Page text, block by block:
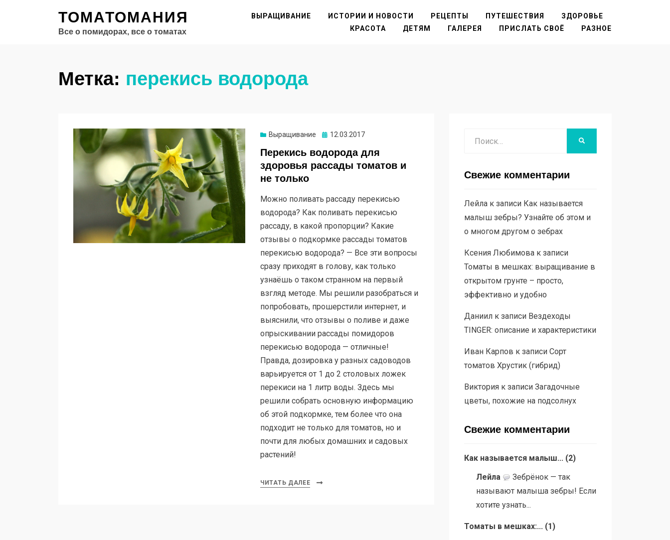
ТОМАТОМАНИЯ
Все о помидорах, все о томатах
ВЫРАЩИВАНИЕ ИСТОРИИ И НОВОСТИ РЕЦЕПТЫ ПУТЕШЕСТВИЯ
ЗДОРОВЬЕ
КРАСОТА
ДЕТЯМ ГАЛЕРЕЯ ПРИСЛАТЬ СВОЁ РАЗНОЕ
Метка: перекись водорода
Выращивание Опубликовано
12.03.2017
Перекись водорода для
здоровья рассады томатов и
не только
Можно поливать рассаду перекисью
водорода? Как поливать перекисью
рассаду, в какой пропорции? Какие
отзывы о подкормке рассады томатов
перекисью водорода? — Все эти вопросы
сразу приходят в голову, как только
узнаёшь о таком странном на первый
взгляд методе. Мы решили разобраться и
попробовать, прошерстили интернет, и
выяснили, что отзывы о поливе и даже
опрыскивании рассады помидоров
перекисью водорода — отличные!
Правда, дозировка у разных садоводов
варьируется от 1 до 2 столовых ложек
перекиси на 1 литр воды. Здесь мы
решили собрать основную информацию
об этой подкормке, тем более что она
подходит не только для томатов, но и
почти для любых домашних и садовых
растений!
ЧИТАТЬ ДАЛЕЕ
Свежие комментарии
Лейлак записи Как называется
малыш зебры? Узнайте об этом и
о многом другом о зебрах
Ксения Любимовак записи
Томаты в мешках: выращивание в
открытом грунте – просто,
эффективно и удобно
Даниилк записи Вездеходы
TINGER: описание и характеристики
Иван Карпов к записи Сорт
томатов Хрустик (гибрид)
Викторияк записи Загадочные
цветы, похожие на подсолнух
Свежие комментарии
Как называется малыш... (2)
Лейла
Зебрёнок — так
называют малыша зебры! Если
хотите узнать...
Томаты в мешках:... (1)